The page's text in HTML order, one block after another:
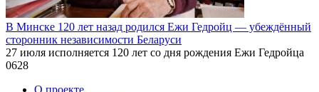
В Минске 120 лет назад родился Ежи Гедройц — убеждённый
сторонник независимости Беларуси
27 июля исполняется 120 лет со дня рождения Ежи Гедройца
0628
О проекте